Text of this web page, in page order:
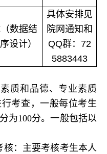
数据结
设计）
具体安排见
院网通知和
QQ群：72
5883443
质和品德、专业素质
考查，一般每位考生
为100分。一般包括以
核：主要考核考生本人